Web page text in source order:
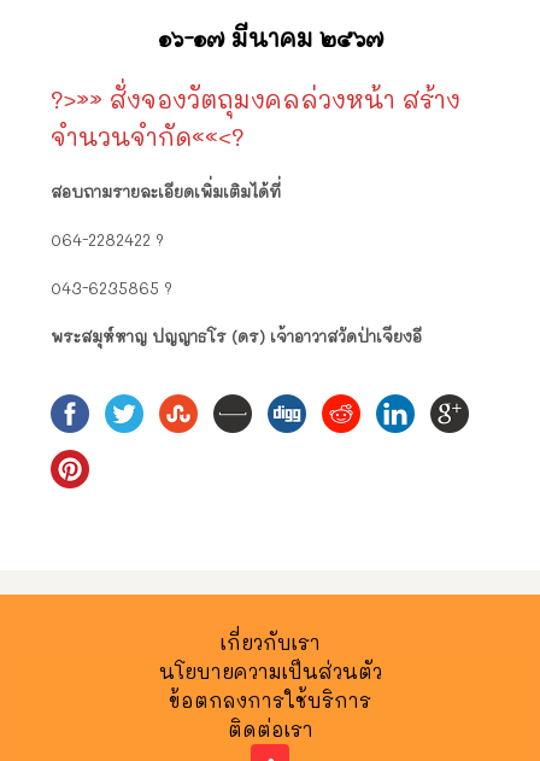
๑๖-๑๗ มีนาคม ๒๕๖๗
?>»» สั่งจองวัตถุมงคลล่วงหน้า สร้าง
จำนวนจำกัด««<?
สอบถามรายละเอียดเพิ่มเติมได้ที่
064-2282422 ?
043-6235865 ?
พระสมุห์หาญ ปญญาธโร (ดร) เจ้าอาวาสวัดป่าเจียงอี
เกี่ยวกับเรา
นโยบายความเป็นส่วนตัว
ข้อตกลงการใช้บริการ
ติดต่อเรา